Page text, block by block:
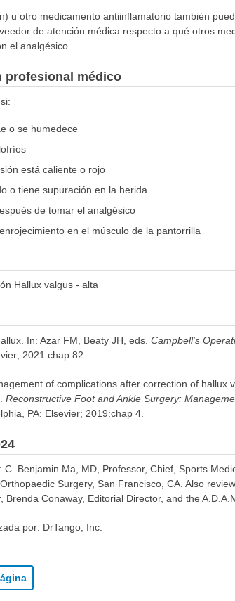
u otro medicamento antiinflamatorio también
de atención médica respecto a qué otros
el analgésico.
profesional médico
o se humedece
está caliente o rojo
o tiene supuración en la herida
de tomar el analgésico
en el músculo de la pantorrilla
Hallux valgus - alta
In: Azar FM, Beaty JH, eds. Campbell's
2021:chap 82.
of complications after correction of hallux
Reconstructive Foot and Ankle Surgery:
PA: Elsevier; 2019:chap 4.
Benjamin Ma, MD, Professor, Chief, Sports
Surgery, San Francisco, CA. Also
Brenda Conaway, Editorial Director, and the
por: DrTango, Inc.